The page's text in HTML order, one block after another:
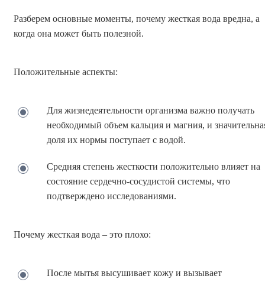
Разберем основные моменты, почему жесткая вода вредна, а
когда она может быть полезной.
Положительные аспекты:
Для жизнедеятельности организма важно получать
необходимый объем кальция и магния, и
доля их нормы поступает с водой.
Средняя степень жесткости положительно влияет на
состояние сердечно-сосудистой системы, что
подтверждено исследованиями.
Почему жесткая вода – это плохо:
После мытья высушивает кожу и вызывает